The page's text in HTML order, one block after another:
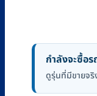
กำลังจะซื้อ
ดูรุ่นที่มีขายจริ